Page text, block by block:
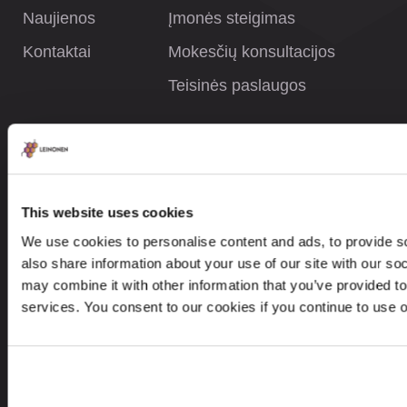
This website uses cookies
We use cookies to personalise content and ads, to provide
also share information about your use of our site with our
may combine it with other information that you’ve provided
services. You consent to our cookies if you continue to use
Naujienos
Kontaktai
Įmonės steigimas
Mokesčių konsultacijos
Teisinės paslaugos
INFORMACIJA
Careers
Svetainės žemėlapis